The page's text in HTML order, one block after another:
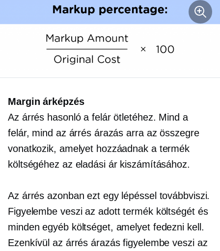
Margin árképzés
Az árrés hasonló a felár ötletéhez. Mind a
felár, mind az árrés árazás arra az összegre
vonatkozik, amelyet hozzáadnak a termék
költségéhez az eladási ár kiszámításához.
Az árrés azonban ezt egy lépéssel továbbviszi.
Figyelembe veszi az adott termék költségét és
minden egyéb költséget, amelyet fedezni kell.
Ezenkívül az árrés árazás figyelembe veszi az